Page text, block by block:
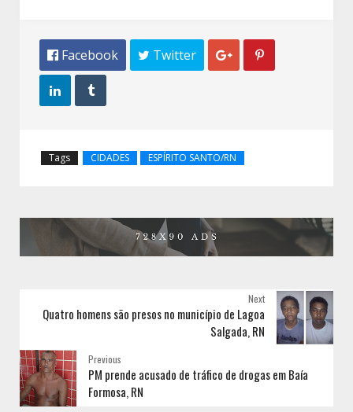
 Facebook  Twitter  
 
Tags CIDADES ESPÍRITO SANTO/RN
Next
Quatro homens são presos no município de Lagoa
Salgada, RN
Previous
PM prende acusado de tráfico de drogas em Baía
Formosa, RN